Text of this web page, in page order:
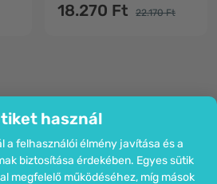
használ
a felhasználói élmény javítása és a
biztosítása érdekében. Egyes sütik
megfelelő működéséhez, míg mások
18.270 Ft 22.170 Ft